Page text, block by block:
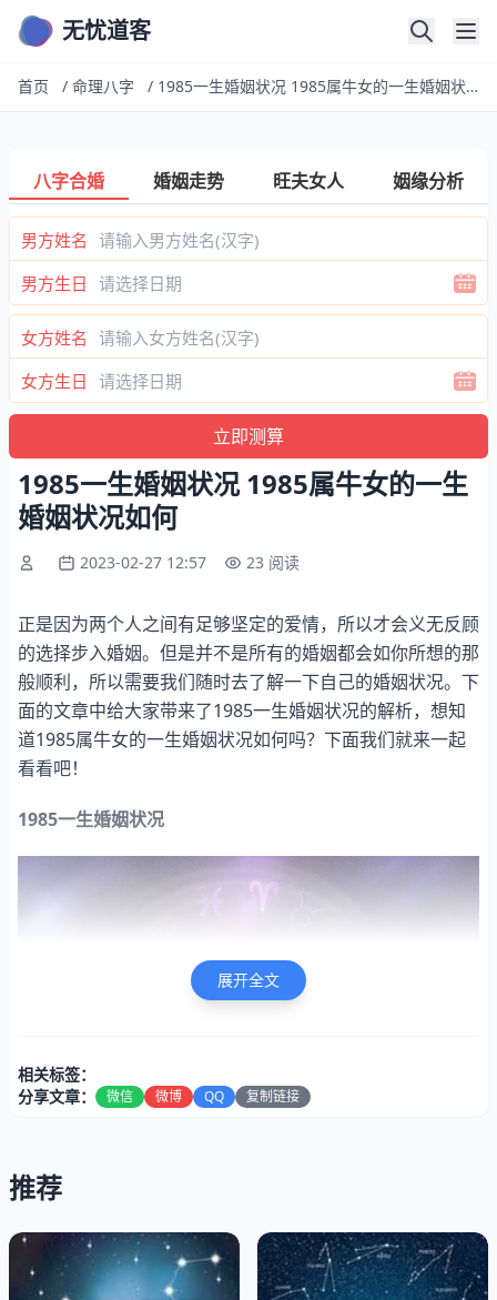
无忧道客
首页 / 命理八字 / 1985一生婚姻状况 1985属牛女的一生婚姻状况如何
八字合婚 婚姻走势 旺夫女人 姻缘分析
男方姓名
男方生日
女方姓名
女方生日
1985一生婚姻状况 1985属牛女的一生
婚姻状况如何
2023-02-27 12:57 23 阅读
正是因为两个人之间有足够坚定的爱情，所以才会义无反顾
的选择步入婚姻。但是并不是所有的婚姻都会如你所想的那
般顺利，所以需要我们随时去了解一下自己的婚姻状况。下
面的文章中给大家带来了1985一生婚姻状况的解析，想知
道1985属牛女的一生婚姻状况如何吗？下面我们就来一起
看看吧！
1985一生婚姻状况
1985年的属牛人在婚前的时候感情经历相对来说是比较少
的，因为属牛人对待感情谨慎真诚，他们不会随意进入一段
恋情，如果谈恋爱了，就会认真对待，不会朝三暮四，更不
会在外沾花惹草，是非常靠谱稳重的人。属牛人的第一段感
情经历对他们来说是印象最深刻的，也是用情最深的，那个
展开全文
相关标签：
分享文章：
微信 微博 QQ 复制链接
推荐